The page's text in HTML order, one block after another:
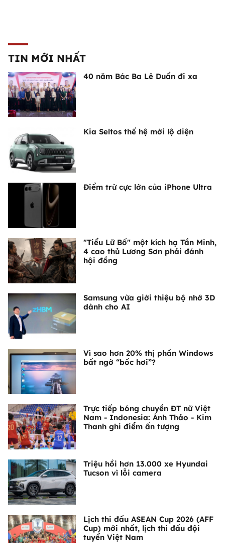
TIN MỚI NHẤT
40 năm Bác Ba Lê Duẩn đi xa
Kia Seltos thế hệ mới lộ diện
Điểm trừ cực lớn của iPhone Ultra
"Tiểu Lữ Bố" một kích hạ Tần Minh,
4 cao thủ Lương Sơn phải đánh
hội đồng
Samsung vừa giới thiệu bộ nhớ 3D
dành cho AI
Vì sao hơn 20% thị phần Windows
bất ngờ “bốc hơi”?
Trực tiếp bóng chuyền ĐT nữ Việt
Nam - Indonesia: Ánh Thảo - Kim
Thanh ghi điểm ấn tượng
Triệu hồi hơn 13.000 xe Hyundai
Tucson vì lỗi camera
Lịch thi đấu ASEAN Cup 2026 (AFF
Cup) mới nhất, lịch thi đấu đội
tuyển Việt Nam